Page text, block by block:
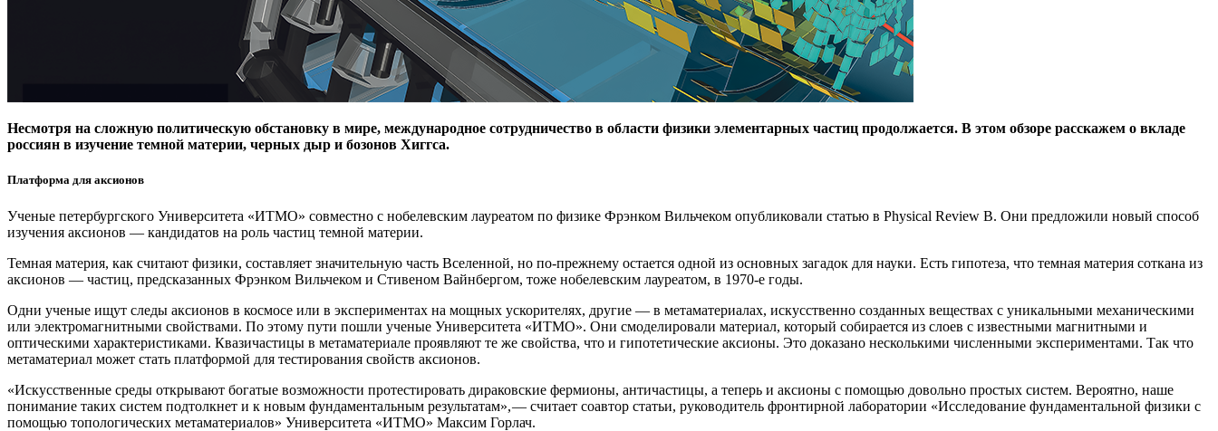
Несмотря на сложную политическую обстановку в мире, международное сотрудничество в области физики элементарных частиц продолжается. В этом обзоре расскажем о вкладе
россиян в изучение темной материи, черных дыр и бозонов Хиггса.
Платформа для аксионов
Ученые петербургского Университета «ИТМО» совместно с нобелевским лауреатом по физике Фрэнком Вильчеком опубликовали статью в Physical Review B. Они предложили новый способ
изучения аксионов — ​кандидатов на роль частиц темной материи.
Темная материя, как считают физики, составляет значительную часть Вселенной, но по-прежнему остается одной из основных загадок для науки. Есть гипотеза, что темная материя соткана из
аксионов — ​частиц, предсказанных Фрэнком Вильчеком и Стивеном Вайнбергом, тоже нобелевским лауреатом, в 1970‑е годы.
Одни ученые ищут следы аксионов в космосе или в экспериментах на мощных ускорителях, другие — ​в метаматериалах, искусственно созданных веществах с уникальными механическими
или электромагнитными свойствами. По этому пути пошли ученые Университета «ИТМО». Они смоделировали материал, который собирается из слоев с известными магнитными и
оптическими характеристиками. Квазичастицы в метаматериале проявляют те же свойства, что и гипотетические аксионы. Это доказано несколькими численными экспериментами. Так что
метаматериал может стать платформой для тестирования свойств аксионов.
«Искусственные среды открывают богатые возможности протестировать дираковские фермионы, античастицы, а теперь и аксионы с помощью довольно простых систем. Вероятно, наше
понимание таких систем подтолкнет и к новым фундаментальным результатам», — ​считает соавтор статьи, руководитель фронтирной лаборатории «Исследование фундаментальной физики с
помощью топологических метаматериалов» Университета «ИТМО» Максим Горлач.